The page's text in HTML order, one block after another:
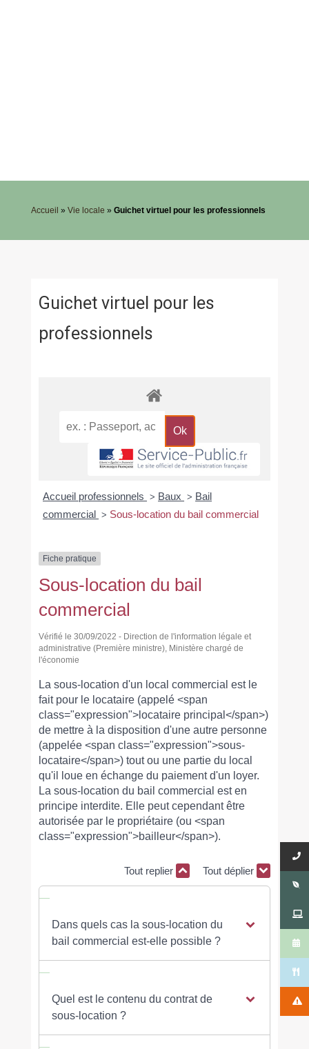
Accueil » Vie locale » Guichet virtuel pour les professionnels
Guichet virtuel pour les
professionnels
Accueil professionnels > Baux > Bail
commercial > Sous-location du bail commercial
Fiche pratique
Sous-location du bail
commercial
Vérifié le 30/09/2022 - Direction de l'information légale et
administrative (Première ministre), Ministère chargé de
l'économie
La sous-location d'un local commercial est le
fait pour le locataire (appelé <span
class="expression">locataire principal</span>)
de mettre à la disposition d'une autre personne
(appelée <span class="expression">sous-
locataire</span>) tout ou une partie du local
qu'il loue en échange du paiement d'un loyer.
La sous-location du bail commercial est en
principe interdite. Elle peut cependant être
autorisée par le propriétaire (ou <span
class="expression">bailleur</span>).
Tout replier Tout déplier
Dans quels cas la sous-location du
bail commercial est-elle possible ?
Quel est le contenu du contrat de
sous-location ?